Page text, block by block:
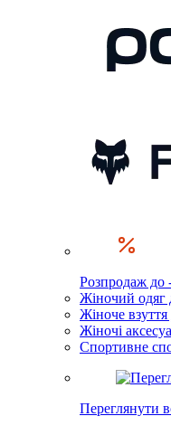
Розпродаж до
Жіночий одяг
Жіноче
Жіночі
Спортивне
Переглянути